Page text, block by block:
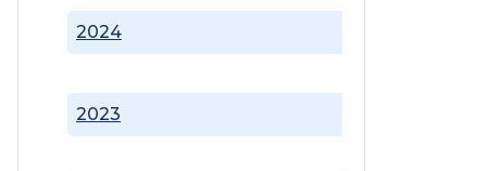
2023
2024